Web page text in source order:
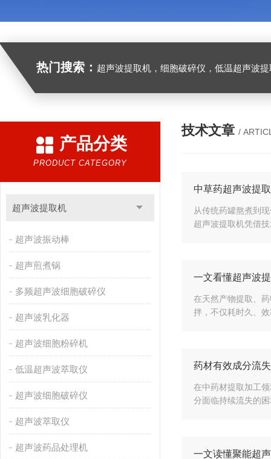
热门搜索： 超声波提取机，细胞破碎仪，低温超声波
产品分类
PRODUCT CATEGORY
超声波提取机
超声波振动棒
超声煎煮锅
多频超声波细胞破碎仪
超声波乳化器
超声波细胞粉碎机
低温超声波萃取仪
超声波细胞破碎仪
超声波萃取仪
超声波药品处理机
技术文章 /
中草药超声波提
从传统药罐熬煮到
超声波提取机凭借
一文看懂超声波
在天然产物提取、
拌，不仅耗时久、
药材有效成分流
在中药材提取加工
分面临持续流失的
一文读懂聚能超